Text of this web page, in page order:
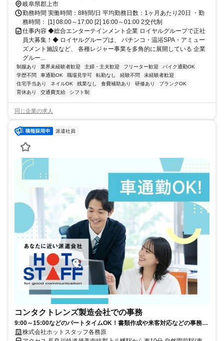
岐阜県郡上市
勤務時間 実働時間：8時間/日 平均勤務日数：1ヶ月あたり20日 ・勤
務時間： [1] 08:00～17:00 [2] 16:00～01:00 2交代制
仕事内容 ◆総合エンターテインメント企業 ロイヤルグループで正社
員大募集！◆ ロイヤルグループは、 パチンコ・温浴SPA・アミュー
ズメント施設など、 各種レジャー事業を多角的に展開している 企業
グルー...
制服あり 業界未経験者歓迎 主婦・主夫歓迎 フリーター歓迎
バイク通勤OK
学歴不問
車通勤OK 職場見学可 転勤なし 経験不問
未経験者歓迎
住宅手当あり
ネイルOK 残業なし 食費補助あり 研修あり
ブランクOK
育休あり
交通費支給 シフト制
同じ企業の求人
派遣社員
コンタクトレンズ製造会社での事務
9:00～15:00などのパートタイムOK！書類作成や来客対応などの事務♪
超高時給1,500円！
株式会社ホットスタッフ各務原